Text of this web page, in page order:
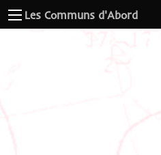
Les Communs d'Abord